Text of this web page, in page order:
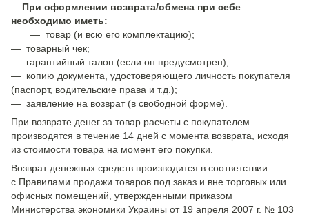
При оформлении возврата/обмена при себе
необходимо иметь:
— товар (и всю его комплектацию);
— товарный чек;
— гарантийный талон (если он предусмотрен);
— копию документа, удостоверяющего личность покупателя
(паспорт, водительские права и т.д.);
— заявление на возврат (в свободной форме).
При возврате денег за товар расчеты с покупателем
производятся в течение 14 дней с момента возврата, исходя
из стоимости товара на момент его покупки.
Возврат денежных средств производится в соответствии
с Правилами продажи товаров под заказ и вне торговых или
офисных помещений, утвержденными приказом
Министерства экономики Украины от 19 апреля 2007 г. № 103